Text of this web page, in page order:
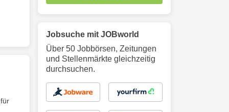
Jobsuche mit JOBworld
Über 50 Jobbörsen, Zeitungen
und Stellenmärkte gleichzeitig
durchsuchen.